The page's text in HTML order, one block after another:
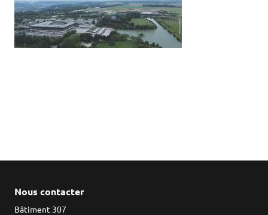
Nous contacter
Bâtiment 307